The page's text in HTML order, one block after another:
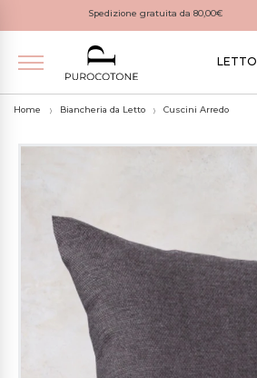
Spedizione gratuita da 80,00€
LETTO
Home Biancheria da Letto Cuscini Arredo